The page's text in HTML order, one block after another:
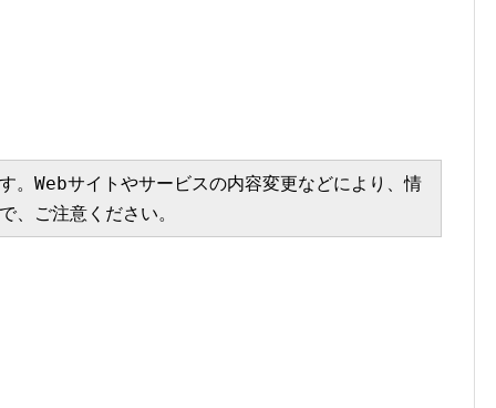
。Webサイトやサービスの内容変更などにより、情
、ご注意ください。